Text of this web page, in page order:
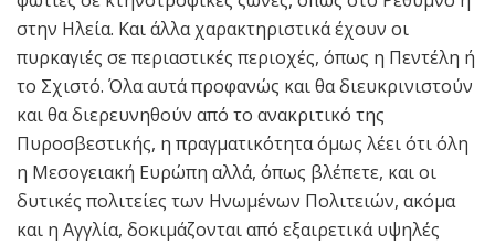
στην Ηλεία. Και άλλα χαρακτηριστικά έχουν οι
πυρκαγιές σε περιαστικές περιοχές, όπως η Πεντέλη ή
το Σχιστό. Όλα αυτά προφανώς και θα διευκρινιστούν
και θα διερευνηθούν από το ανακριτικό της
Πυροσβεστικής, η πραγματικότητα όμως λέει ότι όλη
η Μεσογειακή Ευρώπη αλλά, όπως βλέπετε, και οι
δυτικές πολιτείες των Ηνωμένων Πολιτειών, ακόμα
και η Αγγλία, δοκιμάζονται από εξαιρετικά υψηλές